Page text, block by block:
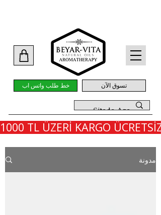
خط طلب واتس اب تسوق الآن
1000 TL ÜZERİ KARGO
مدونة